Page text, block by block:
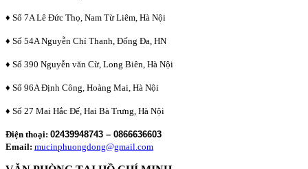
♦ Số 7A Lê Đức Thọ, Nam Từ Liêm, Hà Nội
♦ Số 54A Nguyễn Chí Thanh, Đống Đa, HN
♦ Số 390 Nguyễn văn Cừ, Long Biên, Hà Nội
♦ Số 96A Định Công, Hoàng Mai, Hà Nội
♦ Số 27 Mai Hắc Đế, Hai Bà Trưng, Hà Nội
Điện thoại: 02439948743 – 0866636603
Email: mucinphuongdong@gmail.com